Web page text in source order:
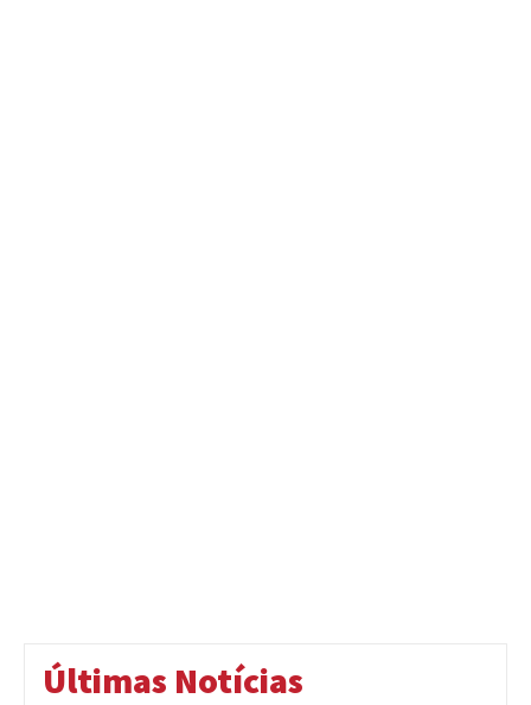
Últimas Notícias